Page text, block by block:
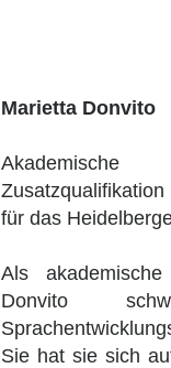
Marietta Donvito
für das
Als
Donvito
Sie hat sie sich